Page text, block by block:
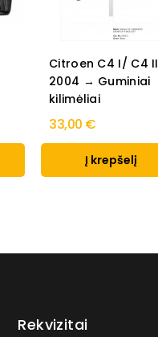
Citroen C4 I/ C4 II
2004 → Guminiai
kilimėliai
33,00 €
Į krepšelį
Rekvizitai